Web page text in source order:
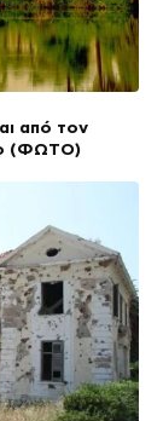
από τον
(ΦΩΤΟ)